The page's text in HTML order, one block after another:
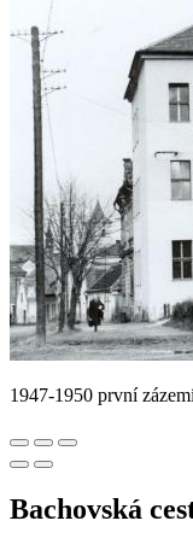
1947-1950 první
Bachovská